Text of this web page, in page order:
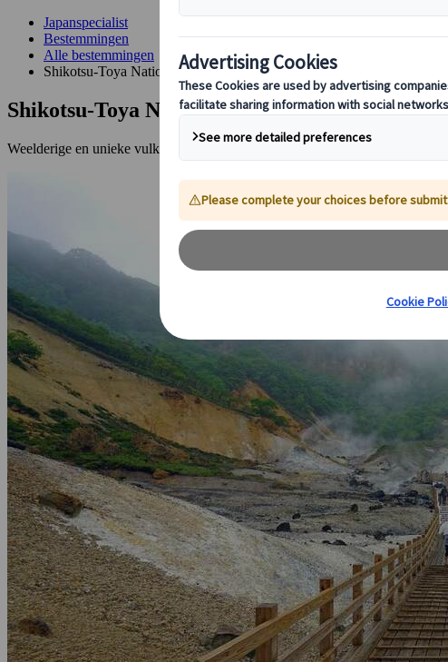
Japanspecialist
Bestemmingen
Alle bestemmingen
Shikotsu-Toya National Park
Shikotsu-Toya National Park
Weelderige en unieke vulkaanlandschappen in westelijk Hokkaido.